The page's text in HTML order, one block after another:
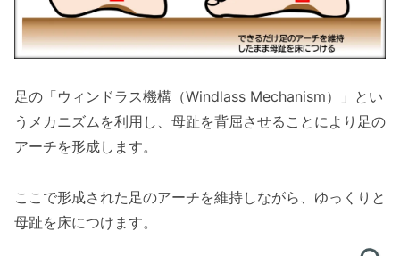
足の「ウィンドラス機構（Windlass Mechanism）」とい
うメカニズムを利用し、母趾を背屈させることにより足の
アーチを形成します。
ここで形成された足のアーチを維持しながら、ゆっくりと
母趾を床につけます。